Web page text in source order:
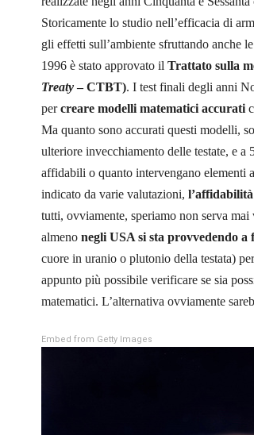
Storicamente lo studio nell’efficacia di
gli effetti sull’ambiente sfruttando anche
1996 è stato approvato il Trattato sulla
Treaty– CTBT). I test finali degli anni
percreare modelli matematici accurati
Ma quanto sono accurati questi modelli,
ulteriore invecchiamento delle testate, e
affidabili o quanto intervengano elementi
indicato da varie valutazioni,
tutti, ovviamente, speriamo non serva
almeno negli USA si sta provvedendo
cuore in uranio o plutonio della testata)
appunto più possibile verificare se sia
matematici. L’alternativa ovviamente
Embed from Getty Images